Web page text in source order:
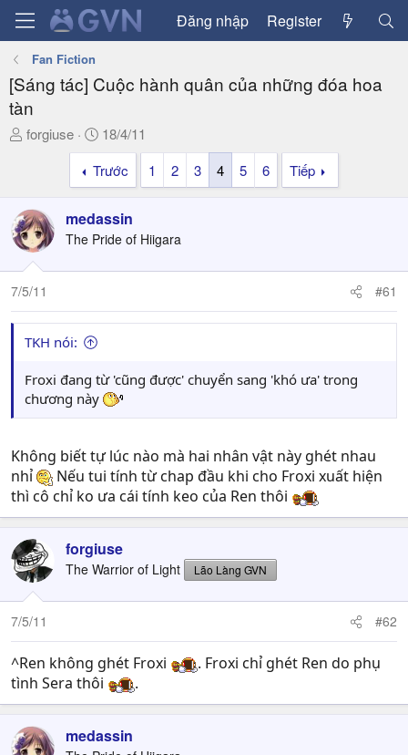
Đăng nhập Register
Fan Fiction
[Sáng tác] Cuộc hành quân của những đóa hoa
tàn
T
a
d
s
t
a
t
e
forgiuse
N
g
à
y
ử
i
18/4/11
Trước
1 2 3 4 5 6 Tiếp
medassin
The Pride of Hiigara
7/5/11 #61
TKH nói:
Froxi đang từ 'cũng được' chuyển sang 'khó ưa' trong
chương này
Không biết tự lúc nào mà hai nhân vật này ghét nhau
nhỉ
Nếu tui tính từ chap đầu khi cho Froxi xuất hiện
thì cô chỉ ko ưa cái tính keo của Ren thôi
forgiuse
The Warrior of Light Lão Làng GVN
7/5/11 #62
^Ren không ghét Froxi
. Froxi chỉ ghét Ren do phụ
tình Sera thôi
.
medassin